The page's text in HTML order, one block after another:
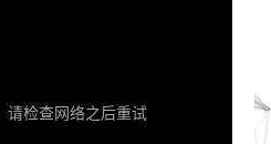
请检查网络之后重试